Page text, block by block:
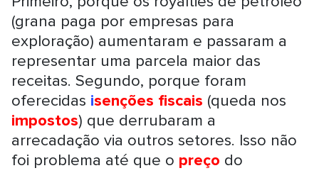
(grana paga por empresas para
exploração) aumentaram e passaram a
representar uma parcela maior das
receitas. Segundo, porque foram
oferecidas isenções fiscais (queda nos
impostos) que derrubaram a
arrecadação via outros setores. Isso não
foi problema até que o preço do